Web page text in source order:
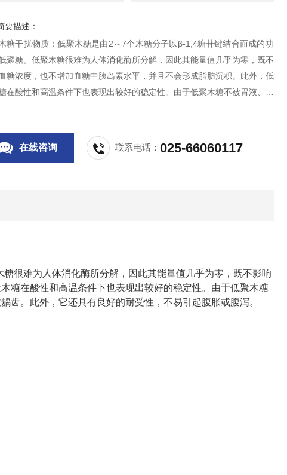
要描述：
糖干扰物质：低聚木糖是由2～7个木糖分子以β-1,4糖苷键结合而成的功
聚糖。低聚木糖很难为人体消化酶所分解，因此其能量值几乎为零，既不
糖浓度，也不增加血糖中胰岛素水平，并且不会形成脂肪沉积。此外，低
在酸性和高温条件下也表现出较好的稳定性。由于低聚木糖不被胃液、胰
在线咨询 联系电话：025-66060117
很难为人体消化酶所分解，因此其能量值几乎为零，既不影响
糖在酸性和高温条件下也表现出较好的稳定性。由于低聚木糖
齿。此外，它还具有良好的耐受性，不易引起腹胀或腹泻。